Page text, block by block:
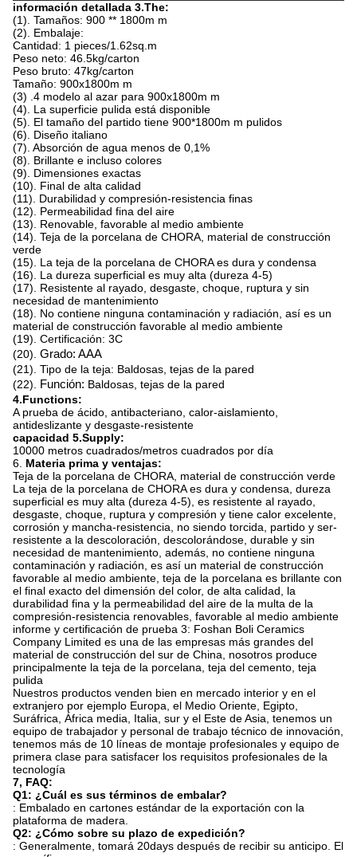
información detallada 3.The:
(1). Tamaños: 900 ** 1800m m
(2). Embalaje:
Cantidad: 1 pieces/1.62sq.m
Peso neto: 46.5kg/carton
Peso bruto: 47kg/carton
Tamaño: 900x1800m m
(3) .4 modelo al azar para 900x1800m m
(4). La superficie pulida está disponible
(5). El tamaño del partido tiene 900*1800m m pulidos
(6). Diseño italiano
(7). Absorción de agua menos de 0,1%
(8). Brillante e incluso colores
(9). Dimensiones exactas
(10). Final de alta calidad
(11). Durabilidad y compresión-resistencia finas
(12). Permeabilidad fina del aire
(13). Renovable, favorable al medio ambiente
(14). Teja de la porcelana de CHORA, material de construcción
verde
(15). La teja de la porcelana de CHORA es dura y condensa
(16). La dureza superficial es muy alta (dureza 4-5)
(17). Resistente al rayado, desgaste, choque, ruptura y sin
necesidad de mantenimiento
(18). No contiene ninguna contaminación y radiación, así es un
material de construcción favorable al medio ambiente
(19). Certificación: 3C
(20). Grado: AAA
(21). Tipo de la teja: Baldosas, tejas de la pared
(22).
Función: Baldosas, tejas de la pared
4.Functions:
A prueba de ácido, antibacteriano, calor-aislamiento,
antideslizante y desgaste-resistente
capacidad 5.Supply:
10000 metros cuadrados/metros cuadrados por día
6. Materia prima y ventajas:
Teja de la porcelana de CHORA, material de construcción verde
La teja de la porcelana de CHORA es dura y condensa, dureza
superficial es muy alta (dureza 4-5), es resistente al rayado,
desgaste, choque, ruptura y compresión y tiene calor excelente,
corrosión y mancha-resistencia, no siendo torcida, partido y ser-
resistente a la descoloración, descolorándose, durable y sin
necesidad de mantenimiento, además, no contiene ninguna
contaminación y radiación, es así un material de construcción
favorable al medio ambiente, teja de la porcelana es brillante con
el final exacto del dimensión del color, de alta calidad, la
durabilidad fina y la permeabilidad del aire de la multa de la
compresión-resistencia renovables, favorable al medio ambiente
informe y certificación de prueba 3: Foshan Boli Ceramics
Company Limited es una de las empresas más grandes del
material de construcción del sur de China, nosotros produce
principalmente la teja de la porcelana, teja del cemento, teja
pulida
Nuestros productos venden bien en mercado interior y en el
extranjero por ejemplo Europa, el Medio Oriente, Egipto,
Suráfrica, África media, Italia, sur y el Este de Asia, tenemos un
equipo de trabajador y personal de trabajo técnico de innovación,
tenemos más de 10 líneas de montaje profesionales y equipo de
primera clase para satisfacer los requisitos profesionales de la
tecnología
7, FAQ:
Q1: ¿Cuál es sus términos de embalar?
: Embalado en cartones estándar de la exportación con la
plataforma de madera.
Q2: ¿Cómo sobre su plazo de expedición?
: Generalmente, tomará 20days después de recibir su anticipo. El